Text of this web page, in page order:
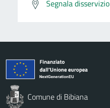
Segnala disservizio
Comune di Bibiana